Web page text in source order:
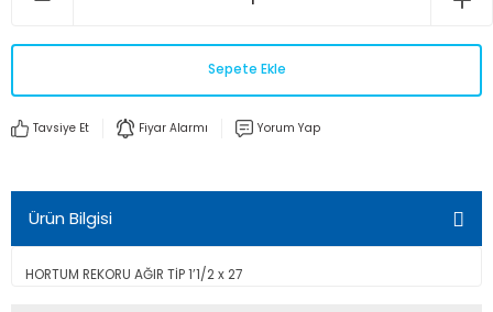
Sepete Ekle
Tavsiye Et Fiyar Alarmı Yorum Yap
Ürün Bilgisi
HORTUM REKORU AĞIR TİP 1’1/2 x 27